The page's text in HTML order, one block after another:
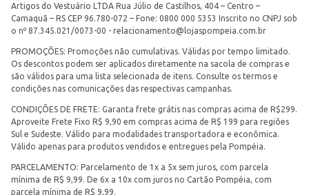
Artigos do Vestuário LTDA Rua Júlio de Castilhos, 404 – Centro –
Camaquã – RS CEP 96.780-072 – Fone: 0800 000 5353 Inscrito no CNPJ sob
o nº 87.345.021/0073-00 - relacionamento@lojaspompeia.com.br
PROMOÇÕES: Promoções não cumulativas. Válidas por tempo limitado.
Os descontos podem ser aplicados diretamente na sacola de compras e
são válidos para uma lista selecionada de itens. Consulte os termos e
condições nas comunicações das respectivas campanhas.
CONDIÇÕES DE FRETE: Garanta frete grátis nas compras acima de R$299.
Aproveite Frete Fixo R$ 9,90 em compras acima de R$ 199 para regiões
Sul e Sudeste. Válido para modalidades transportadora e econômica.
Válido apenas para produtos vendidos e entregues pela Pompéia.
PARCELAMENTO: Parcelamento de 1x a 5x sem juros, com parcela
mínima de R$ 9,99. De 6x a 10x com juros no Cartão Pompéia, com
parcela mínima de R$ 9,99.